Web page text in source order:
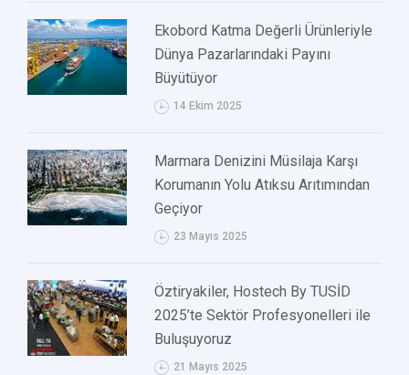
Ekobord Katma Değerli Ürünleriyle
Dünya Pazarlarındaki Payını
Büyütüyor
14 Ekim 2025
Marmara Denizini Müsilaja Karşı
Korumanın Yolu Atıksu Arıtımından
Geçiyor
23 Mayıs 2025
Öztiryakiler, Hostech By TUSİD
2025’te Sektör Profesyonelleri ile
Buluşuyoruz
21 Mayıs 2025